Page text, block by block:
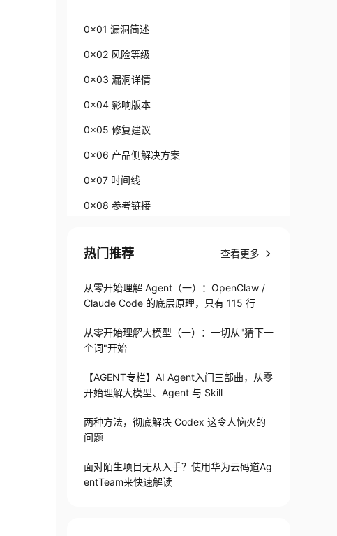
0x01 漏洞简述
0x02 风险等级
0x03 漏洞详情
0x04 影响版本
0x05 修复建议
0x06 产品侧解决方案
0x07 时间线
0x08 参考链接
热门推荐 查看更多
从零开始理解 Agent（一）：OpenClaw /
Claude Code 的底层原理，只有 115 行
从零开始理解大模型（一）：一切从"猜下一
个词"开始
【AGENT专栏】AI Agent入门三部曲，从零
开始理解大模型、Agent 与 Skill
两种方法，彻底解决 Codex 这令人恼火的
问题
面对陌生项目无从入手？使用华为云码道Ag
entTeam来快速解读